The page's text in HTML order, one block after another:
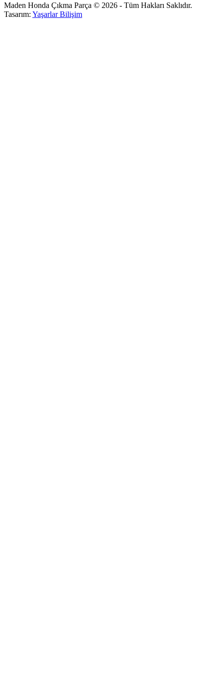
Maden Honda Çıkma Parça © 2026 - Tüm Hakları Saklıdır.
Tasarım: Yaşarlar Bilişim